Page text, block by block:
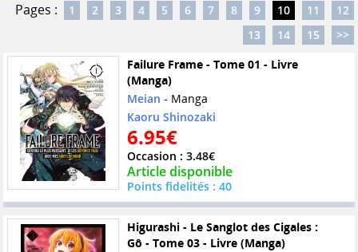
Pages :
1 2 3 4 5 6 7 8 9 10 11
12
13
14 15
>>
Failure Frame - Tome 01 - Livre
(Manga)
Meian - Manga
Kaoru Shinozaki
6.95€
Occasion : 3.48€
Article disponible
Points fidelités : 40
Higurashi - Le Sanglot des Cigales :
Gô - Tome 03 - Livre (Manga)